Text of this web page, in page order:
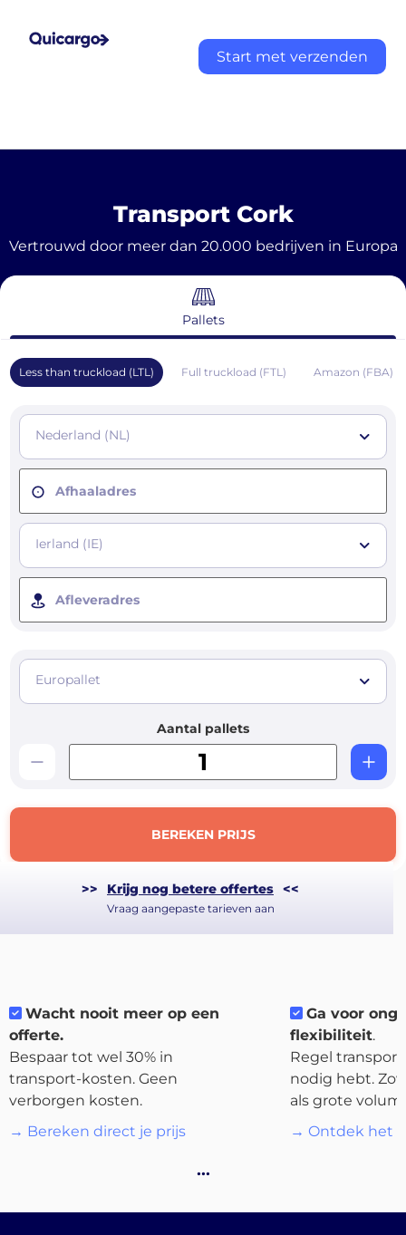
Start met verzenden
platform
Bestemmingen
Transport Cork
Vertrouwd door meer dan 20.000 bedrijven in Europa
Pallets
Less than truckload (LTL) Full truckload (FTL) Amazon (FBA)
Nederland (NL)
Afhaaladres
Ierland (IE)
Afleveradres
Europallet
Aantal pallets
BEREKEN PRIJS
>> Krijg nog betere offertes <<
Vraag aangepaste tarieven aan
Wacht nooit meer op een
offerte.
Bespaar tot wel 30% in
transport-kosten. Geen
verborgen kosten.
→ Bereken direct je prijs
Ga voor
flexibiliteit.
Regel
nodig hebt.
als grote
→ Ontdek het
…